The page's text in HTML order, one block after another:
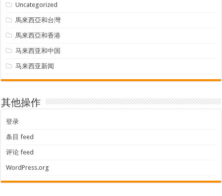
Uncategorized
馬來西亞和台灣
馬來西亞和香港
马来西亚和中国
马来西亚新闻
其他操作
登录
条目 feed
评论 feed
WordPress.org